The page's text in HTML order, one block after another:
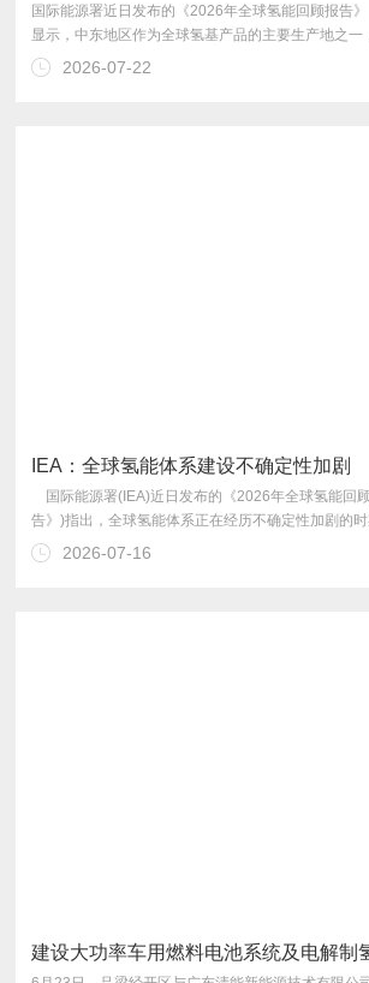
2026-07-22
IEA：全球氢能体系建设不确定性加剧
2026-07-16